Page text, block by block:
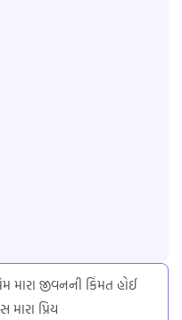
મારા જીવનની કિંમત હોઈ
પ્રિય